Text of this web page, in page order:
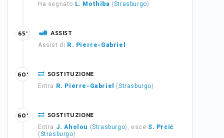
Ha segnato L. Mothiba (Strasburgo)
ASSIST
Assist di R. Pierre-Gabriel
65'
SOSTITUZIONE
Entra R. Pierre-Gabriel (Strasburgo)
60'
SOSTITUZIONE
Entra J. Aholou (Strasburgo), esce S. Prcić
(Strasburgo)
60'